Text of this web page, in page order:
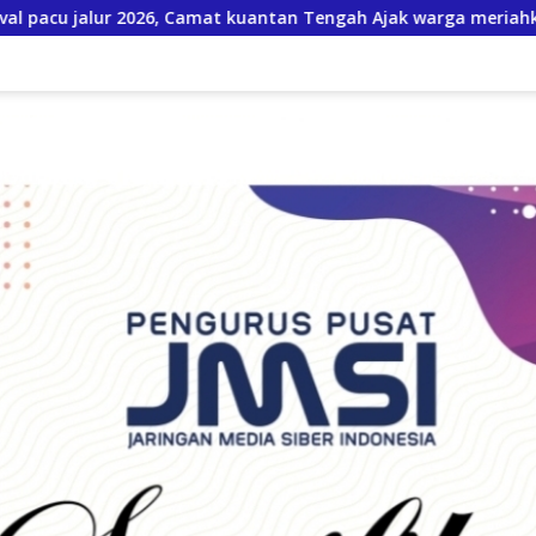
Tengah Ajak warga meriahkan Bulan Kemerdekaan Dengan